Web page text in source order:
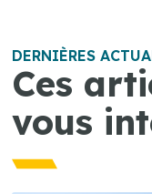
DERNIÈRES
Ces
vous